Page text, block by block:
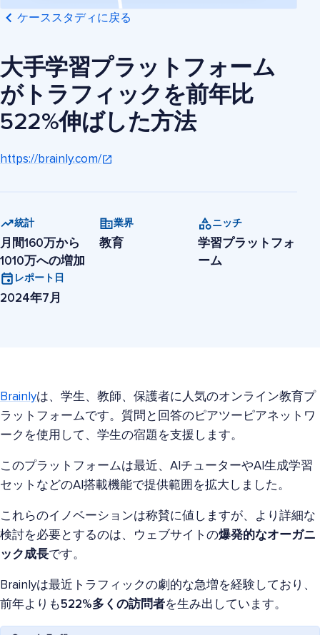
ケーススタディに戻る
大手学習プラットフォーム
がトラフィックを前年比
522%伸ばした方法
https://brainly.com/
統計
月間160万から
1010万への増加
業界
教育
ニッチ
学習プラットフォ
ーム
レポート日
2024年7月
Brainlyは、学生、教師、保護者に人気のオンライン教育プ
ラットフォームです。質問と回答のピアツーピアネットワ
ークを使用して、学生の宿題を支援します。
このプラットフォームは最近、AIチューターやAI生成学習
セットなどのAI搭載機能で提供範囲を拡大しました。
これらのイノベーションは称賛に値しますが、より詳細な
検討を必要とするのは、ウェブサイトの爆発的なオーガニ
ック成長です。
Brainlyは最近トラフィックの劇的な急増を経験しており、
前年よりも522%多くの訪問者を生み出しています。